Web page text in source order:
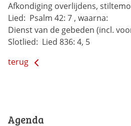
Afkondiging overlijdens,
Lied: Psalm 42: 7 , waarna:
Dienst van de gebeden (incl.
Slotlied: Lied 836: 4, 5
terug
Agenda